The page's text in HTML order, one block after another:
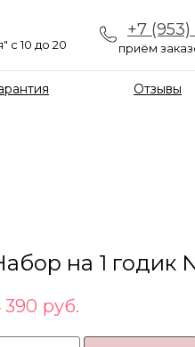
+7
приём
с 10 до 20
Отзывы
на 1 годик
390 руб.